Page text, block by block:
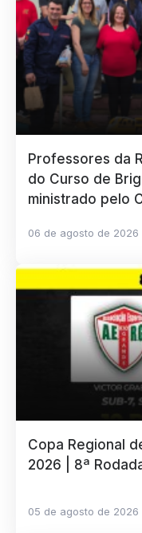
Professores da
do Curso de
ministrado pelo
06 de agosto de 2026
Copa Regional
2026 | 8ª
05 de agosto de 2026